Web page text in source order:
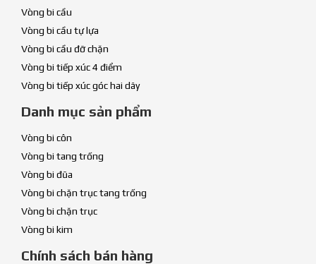
Vòng bi cầu
Vòng bi cầu tự lựa
Vòng bi cầu đỡ chặn
Vòng bi tiếp xúc 4 điểm
Vòng bi tiếp xúc góc hai dãy
Danh mục sản phẩm
Vòng bi côn
Vòng bi tang trống
Vòng bi đũa
Vòng bi chặn trục tang trống
Vòng bi chặn trục
Vòng bi kim
Chính sách bán hàng